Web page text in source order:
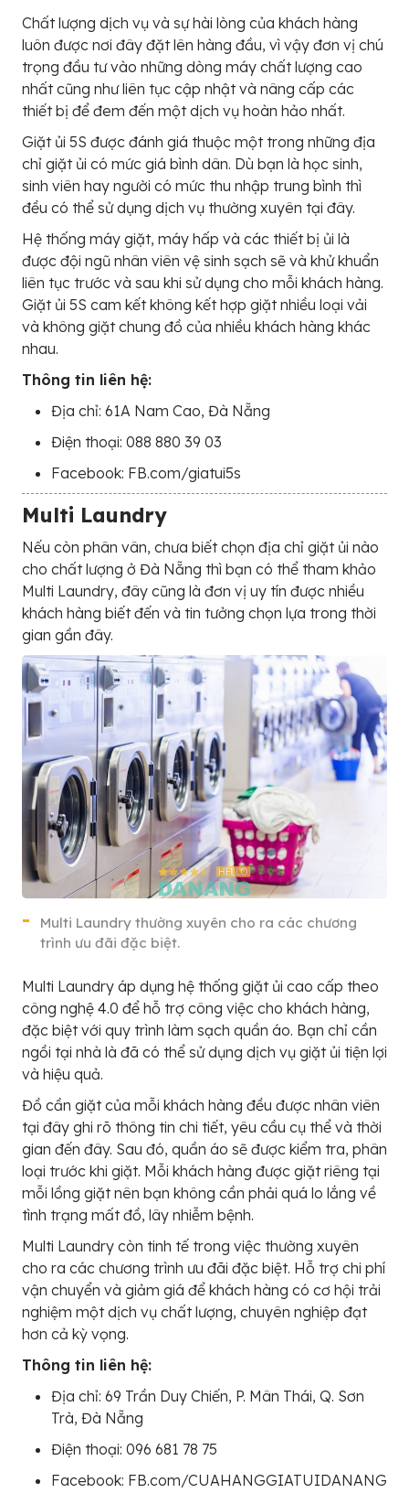
Chất lượng dịch vụ và sự hài lòng của khách hàng
luôn được nơi đây đặt lên hàng đầu, vì vậy đơn vị chú
trọng đầu tư vào những dòng máy chất lượng cao
nhất cũng như liên tục cập nhật và nâng cấp các
thiết bị để đem đến một dịch vụ hoàn hảo nhất.
Giặt ủi 5S được đánh giá thuộc một trong những địa
chỉ giặt ủi có mức giá bình dân. Dù bạn là học sinh,
sinh viên hay người có mức thu nhập trung bình thì
đều có thể sử dụng dịch vụ thường xuyên tại đây.
Hệ thống máy giặt, máy hấp và các thiết bị ủi là
được đội ngũ nhân viên vệ sinh sạch sẽ và khử khuẩn
liên tục trước và sau khi sử dụng cho mỗi khách hàng.
Giặt ủi 5S cam kết không kết hợp giặt nhiều loại vải
và không giặt chung đồ của nhiều khách hàng khác
nhau.
Thông tin liên hệ:
Địa chỉ: 61A Nam Cao, Đà Nẵng
Điện thoại: 088 880 39 03
Facebook: FB.com/giatui5s
Multi Laundry
Nếu còn phân vân, chưa biết chọn địa chỉ giặt ủi nào
cho chất lượng ở Đà Nẵng thì bạn có thể tham khảo
Multi Laundry, đây cũng là đơn vị uy tín được nhiều
khách hàng biết đến và tin tưởng chọn lựa trong thời
gian gần đây.
Multi Laundry thường xuyên cho ra các chương
trình ưu đãi đặc biệt.
Multi Laundry áp dụng hệ thống giặt ủi cao cấp theo
công nghệ 4.0 để hỗ trợ công việc cho khách hàng,
đặc biệt với quy trình làm sạch quần áo. Bạn chỉ cần
ngồi tại nhà là đã có thể sử dụng dịch vụ giặt ủi tiện lợi
và hiệu quả.
Đồ cần giặt của mỗi khách hàng đều được nhân viên
tại đây ghi rõ thông tin chi tiết, yêu cầu cụ thể và thời
gian đến đây. Sau đó, quần áo sẽ được kiểm tra, phân
loại trước khi giặt. Mỗi khách hàng được giặt riêng tại
mỗi lồng giặt nên bạn không cần phải quá lo lắng về
tình trạng mất đồ, lây nhiễm bệnh.
Multi Laundry còn tinh tế trong việc thường xuyên
cho ra các chương trình ưu đãi đặc biệt. Hỗ trợ chi phí
vận chuyển và giảm giá để khách hàng có cơ hội trải
nghiệm một dịch vụ chất lượng, chuyên nghiệp đạt
hơn cả kỳ vọng.
Thông tin liên hệ:
Địa chỉ: 69 Trần Duy Chiến, P. Mân Thái, Q. Sơn
Trà, Đà Nẵng
Điện thoại: 096 681 78 75
Facebook: FB.com/CUAHANGGIATUIDANANG